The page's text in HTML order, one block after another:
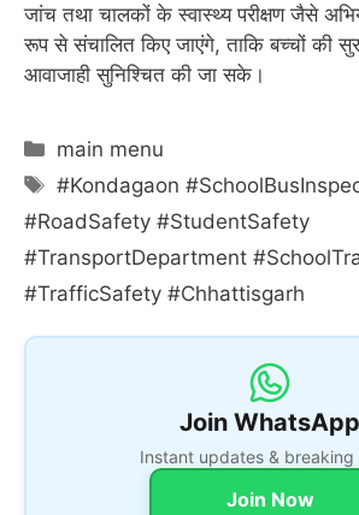
जांच तथा चालकों के स्वास्थ्य परीक्षण जैसे
रूप से संचालित किए जाएंगे, ताकि बच्चों की
आवाजाही सुनिश्चित की जा सके।
Categories
main menu
Tags
#Kondagaon
#RoadSafety #StudentSafety
#TransportDepartment
#TrafficSafety #Chhattisgarh
Join WhatsApp
Instant updates & breaking
Join Now